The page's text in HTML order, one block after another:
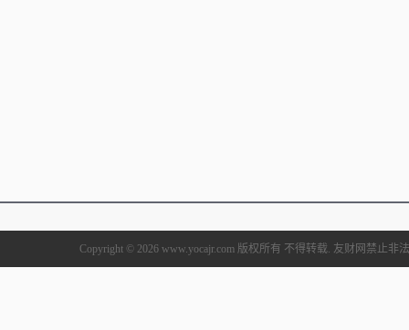
Copyright © 2026 www.yocajr.com 版权所有 不得转载. 友财网禁止非